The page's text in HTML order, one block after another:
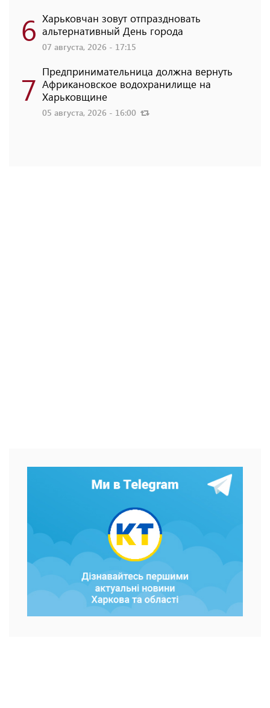
6 Харьковчан зовут отпраздновать
альтернативный День города
07 августа, 2026 - 17:15
7 Предпринимательница должна вернуть
Африкановское водохранилище на
Харьковщине
05 августа, 2026 - 16:00